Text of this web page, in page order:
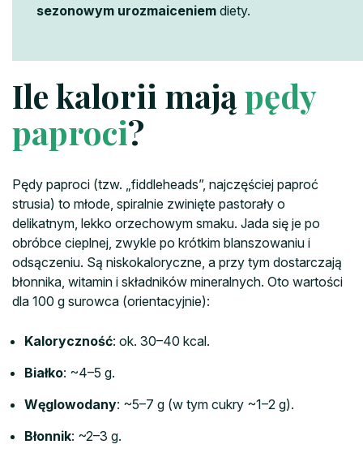
sezonowym urozmaiceniem diety.
Ile kalorii mają pędy
paproci?
Pędy paproci (tzw. „fiddleheads”, najczęściej paproć
strusia) to młode, spiralnie zwinięte pastorały o
delikatnym, lekko orzechowym smaku. Jada się je po
obróbce cieplnej, zwykle po krótkim blanszowaniu i
odsączeniu. Są niskokaloryczne, a przy tym dostarczają
błonnika, witamin i składników mineralnych. Oto wartości
dla 100 g surowca (orientacyjnie):
Kaloryczność: ok. 30–40 kcal.
Białko: ~4–5 g.
Węglowodany: ~5–7 g (w tym cukry ~1–2 g).
Błonnik: ~2–3 g.